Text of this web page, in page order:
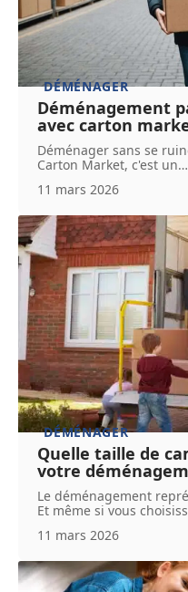
DÉMÉNAGER
Déménagement
avec carton
Déménager sans se
Carton Market, c'est un…
11 mars 2026
DÉMÉNAGER
Quelle taille de
votre
Le déménagement
Et même si vous
11 mars 2026